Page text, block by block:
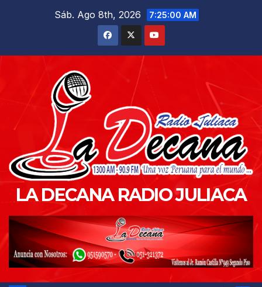
Sáb. Ago 8th, 2026 7:25:01 AM
LA DECANA RADIO JULIACA